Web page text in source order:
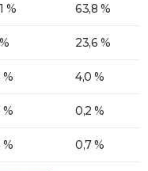
% 63,8 %
23,6 %
% 4,0 %
% 0,2 %
% 0,7 %